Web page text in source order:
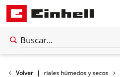
Volver |
de materiales húmedos y secos